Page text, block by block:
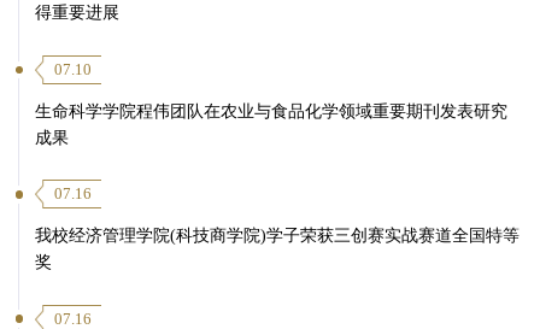
得重要进展
07.10
生命科学学院程伟团队在农业与食品化学领域重要期刊发表研究
成果
07.16
我校经济管理学院(科技商学院)学子荣获三创赛实战赛道全国特等
奖
07.16